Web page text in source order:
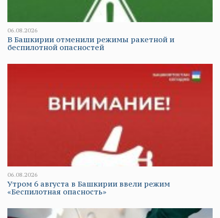
06.08.2026
В Башкирии отменили режимы ракетной и
беспилотной опасностей
06.08.2026
Утром 6 августа в Башкирии ввели режим
«Беспилотная опасность»